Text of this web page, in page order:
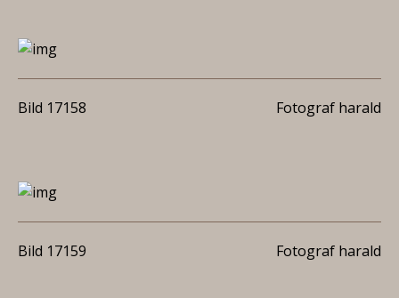
Bild 17158 Fotograf harald
Bild 17159 Fotograf harald